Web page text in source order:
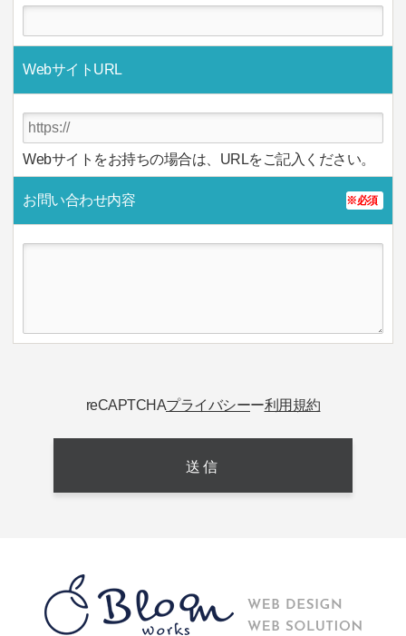
WebサイトURL
Webサイトをお持ちの場合は、URLをご記入ください。
お問い合わせ内容 ※必須
reCAPTCHAプライバシーー利用規約